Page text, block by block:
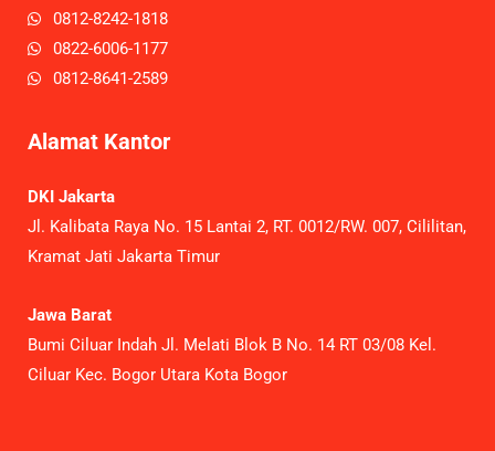
0812-8242-1818
0822-6006-1177
0812-8641-2589
Alamat Kantor
DKI Jakarta
Jl. Kalibata Raya No. 15 Lantai 2, RT. 0012/RW. 007, Cililitan,
Kramat Jati Jakarta Timur
Jawa Barat
Bumi Ciluar Indah Jl. Melati Blok B No. 14 RT 03/08 Kel.
Ciluar Kec. Bogor Utara Kota Bogor